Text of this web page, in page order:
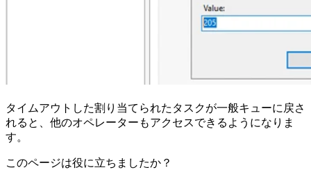
タイムアウトした割り当てられたタスクが一般キューに戻さ
れると、他のオペレーターもアクセスできるようになりま
す。
このページは役に立ちましたか？